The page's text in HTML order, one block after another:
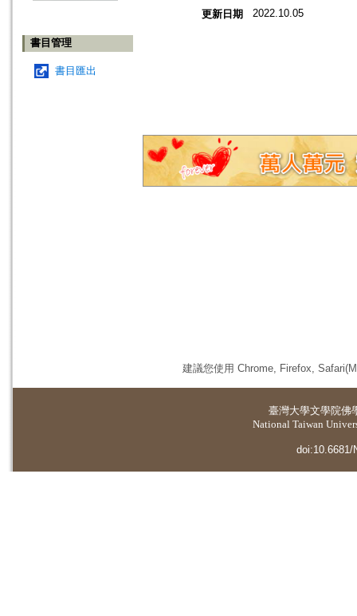
書目管理
書目匯出
更新日期 2022.10.05
建議您使用 Chrome, Firefox,
臺灣大學文學院佛
National Taiwan
doi:10.6681/